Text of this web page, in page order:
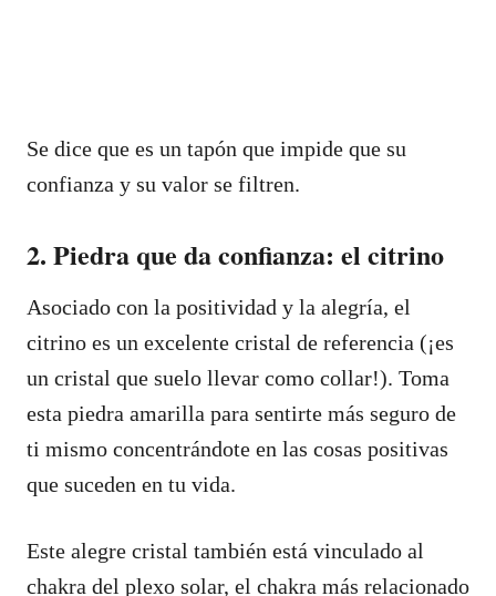
Se dice que es un tapón que impide que su
confianza y su valor se filtren.
2. Piedra que da confianza: el citrino
Asociado con la positividad y la alegría, el
citrino es un excelente cristal de referencia (¡es
un cristal que suelo llevar como collar!). Toma
esta piedra amarilla para sentirte más seguro de
ti mismo concentrándote en las cosas positivas
que suceden en tu vida.
Este alegre cristal también está vinculado al
chakra del plexo solar, el chakra más relacionado